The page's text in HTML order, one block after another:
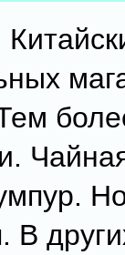
В